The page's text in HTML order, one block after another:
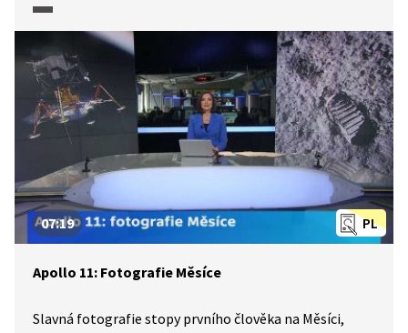
první. Můžeme sledovat jeho chování v dramatických
chvílích těsně před přistáním. Poznáme i jeho postoj
k faktu, že se stal nejslavnějším člověkem 20. století.
A co čekalo posádku po návratu na Zem? Pořad je
součástí série, kterou ČT připravila k 50. výročí přistání
člověka na Měsíci.
PL
07:19
Apollo 11: Fotografie Měsíce
Slavná fotografie stopy prvního člověka na Měsíci,